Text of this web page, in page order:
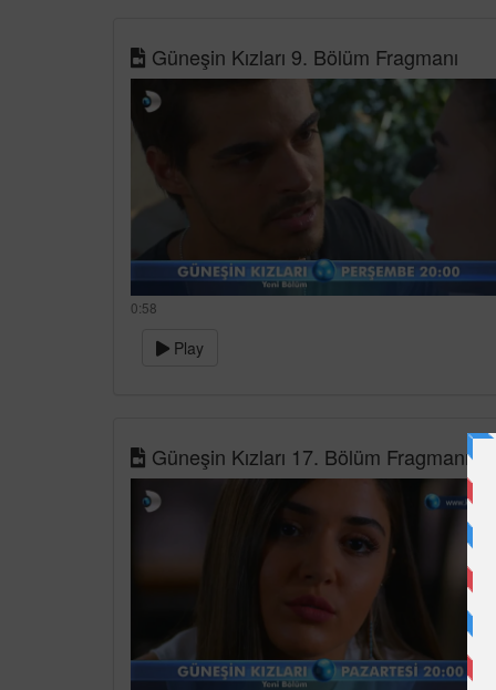
Güneşin Kızları 9. Bölüm Fragmanı
0:58
Play
Güneşin Kızları 17. Bölüm Fragmanı-2